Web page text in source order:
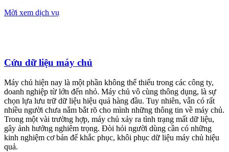
Mời xem dịch vụ
Cứu dữ liệu máy chủ
Máy chủ hiện nay là một phần không thể thiếu trong các công ty,
doanh nghiệp từ lớn đến nhỏ. Máy chủ vô cùng thông dụng, là sự
chọn lựa lưu trữ dữ liệu hiệu quả hàng đầu. Tuy nhiên, vẫn có rất
nhiều người chưa nắm bắt rõ cho mình những thông tin về máy chủ.
Trong một vài trường hợp, máy chủ xảy ra tình trạng mất dữ liệu,
gây ảnh hưởng nghiêm trọng. Đòi hỏi người dùng cần có những
kinh nghiệm cơ bản để khắc phục, khôi phục dữ liệu máy chủ hiệu
quả.